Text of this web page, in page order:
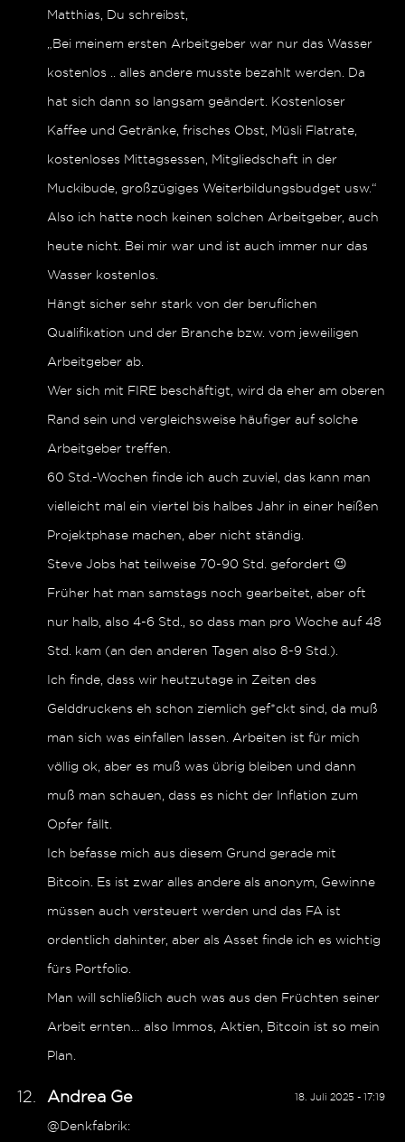
Matthias, Du schreibst,
„Bei meinem ersten Arbeitgeber war nur das Wasser
kostenlos .. alles andere musste bezahlt werden. Da
hat sich dann so langsam geändert. Kostenloser
Kaffee und Getränke, frisches Obst, Müsli Flatrate,
kostenloses Mittagsessen, Mitgliedschaft in der
Muckibude, großzügiges Weiterbildungsbudget usw.“
Also ich hatte noch keinen solchen Arbeitgeber, auch
heute nicht. Bei mir war und ist auch immer nur das
Wasser kostenlos.
Hängt sicher sehr stark von der beruflichen
Qualifikation und der Branche bzw. vom jeweiligen
Arbeitgeber ab.
Wer sich mit FIRE beschäftigt, wird da eher am oberen
Rand sein und vergleichsweise häufiger auf solche
Arbeitgeber treffen.
60 Std.-Wochen finde ich auch zuviel, das kann man
vielleicht mal ein viertel bis halbes Jahr in einer heißen
Projektphase machen, aber nicht ständig.
Steve Jobs hat teilweise 70-90 Std. gefordert 😉
Früher hat man samstags noch gearbeitet, aber oft
nur halb, also 4-6 Std., so dass man pro Woche auf 48
Std. kam (an den anderen Tagen also 8-9 Std.).
Ich finde, dass wir heutzutage in Zeiten des
Gelddruckens eh schon ziemlich gef*ckt sind, da muß
man sich was einfallen lassen. Arbeiten ist für mich
völlig ok, aber es muß was übrig bleiben und dann
muß man schauen, dass es nicht der Inflation zum
Opfer fällt.
Ich befasse mich aus diesem Grund gerade mit
Bitcoin. Es ist zwar alles andere als anonym, Gewinne
müssen auch versteuert werden und das FA ist
ordentlich dahinter, aber als Asset finde ich es wichtig
fürs Portfolio.
Man will schließlich auch was aus den Früchten seiner
Arbeit ernten… also Immos, Aktien, Bitcoin ist so mein
Plan.
18. Juli 2025 - 17:19
Andrea Ge
@Denkfabrik: